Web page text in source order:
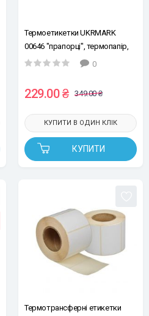
Термоетикетки UKRMARK
00646 "прапорці", термопапір,
Ш:14мм х В:74мм, рул.60ет,
0
229.00 ₴ 349.00 ₴
КУПИТИ
КУПИТИ В ОДИН КЛІК
Термотрансферні етикетки